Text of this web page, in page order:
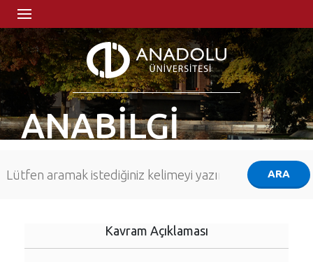
ANABİLGİ
Kavram Açıklaması